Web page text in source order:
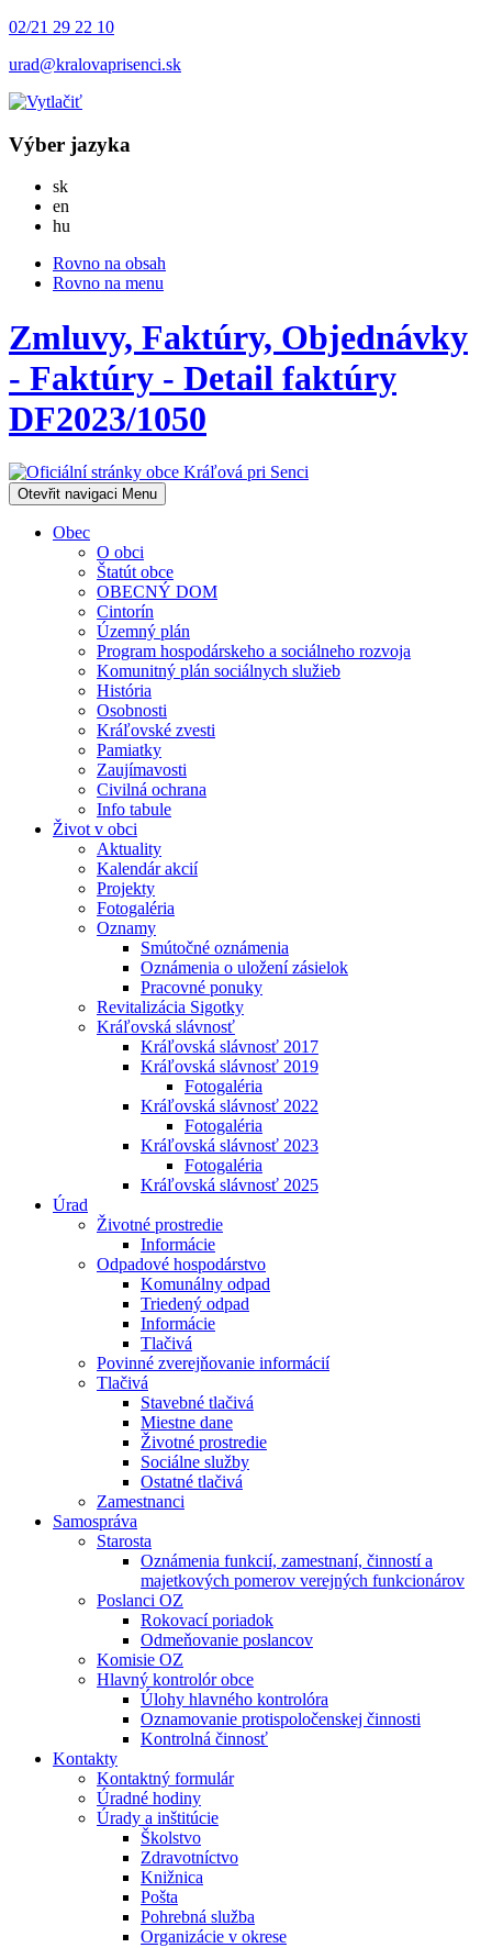
02/21 29 22 10
urad@kralovaprisenci.sk
Výber jazyka
skSlovensky
en
hu
Rovno na obsah
Rovno na menu
Zmluvy, Faktúry, Objednávky
- Faktúry - Detail faktúry
DF2023/1050
Otevřit navigaci Menu
Obec
O obci
Štatút obce
OBECNÝ DOM
Cintorín
Územný plán
Program hospodárskeho a sociálneho rozvoja
Komunitný plán sociálnych služieb
História
Osobnosti
Kráľovské zvesti
Pamiatky
Zaujímavosti
Civilná ochrana
Info tabule
Život v obci
Aktuality
Kalendár akcií
Projekty
Fotogaléria
Oznamy
Smútočné oznámenia
Oznámenia o uložení zásielok
Pracovné ponuky
Revitalizácia Sigotky
Kráľovská slávnosť
Kráľovská slávnosť 2017
Kráľovská slávnosť 2019
Fotogaléria
Kráľovská slávnosť 2022
Fotogaléria
Kráľovská slávnosť 2023
Fotogaléria
Kráľovská slávnosť 2025
Úrad
Životné prostredie
Informácie
Odpadové hospodárstvo
Komunálny odpad
Triedený odpad
Informácie
Tlačivá
Povinné zverejňovanie informácií
Tlačivá
Stavebné tlačivá
Miestne dane
Životné prostredie
Sociálne služby
Ostatné tlačivá
Zamestnanci
Samospráva
Starosta
Oznámenia funkcií, zamestnaní, činností a
majetkových pomerov verejných funkcionárov
Poslanci OZ
Rokovací poriadok
Odmeňovanie poslancov
Komisie OZ
Hlavný kontrolór obce
Úlohy hlavného kontrolóra
Oznamovanie protispoločenskej činnosti
Kontrolná činnosť
Kontakty
Kontaktný formulár
Úradné hodiny
Úrady a inštitúcie
Školstvo
Zdravotníctvo
Knižnica
Pošta
Pohrebná služba
Organizácie v okrese